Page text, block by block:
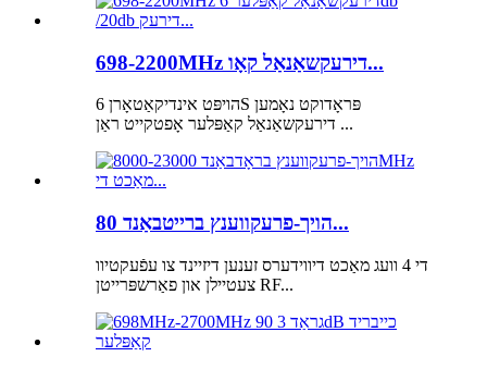
698-2200MHz דירעקשאַנאַל קאָו...
הויפּט אינדיקאַטאָרן 6S פּראָדוקט נאָמען
דירעקשאַנאַל קאַפּלער אָפטקייט ראַן ...
הויך-פרעקווענץ ברייטבאַנד 80...
די 4 וועג מאַכט דיווידערס זענען דיזיינד צו עפֿעקטיוו
צעטיילן און פאַרשפּרייטן RF...